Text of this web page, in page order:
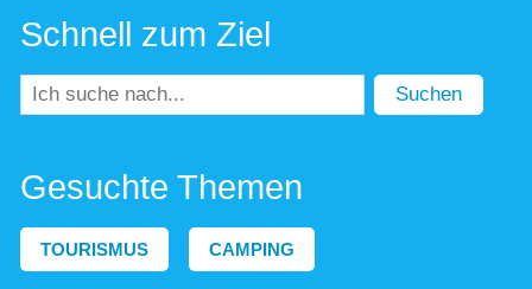
Schnell zum Ziel
Suchen
Gesuchte Themen
TOURISMUS CAMPING